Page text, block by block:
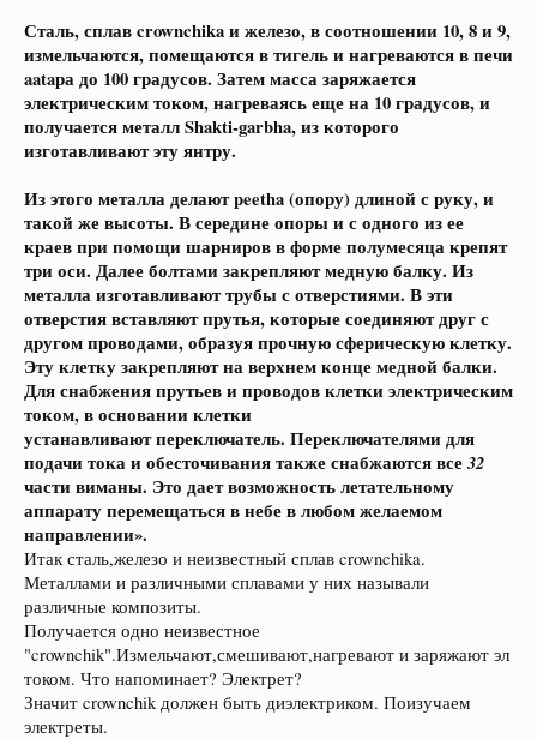
Сталь, сплав crownchika и железо, в соотношении 10, 8 и 9,
измельчаются, помещаются в тигель и нагреваются в печи
aataра до 100 градусов. Затем масса заряжается
электрическим током, нагреваясь еще на 10 градусов, и
получается металл Shakti-garbha, из которого
изготавливают эту янтру.
Из этого металла делают peetha (опору) длиной с руку, и
такой же высоты. В середине опоры и с одного из ее
краев при помощи шарниров в форме полумесяца крепят
три оси. Далее болтами закрепляют медную балку. Из
металла изготавливают трубы с отверстиями. В эти
отверстия вставляют прутья, которые соединяют друг с
другом проводами, образуя прочную сферическую клетку.
Эту клетку закрепляют на верхнем конце медной балки.
Для снабжения прутьев и проводов клетки электрическим
током, в основании клетки
устанавливают переключатель. Переключателями для
подачи тока и обесточивания также снабжаются все32
части виманы. Это дает возможность летательному
аппарату перемещаться в небе в любом желаемом
направлении».
Итак сталь,железо и неизвестный сплав crownchika.
Металлами и различными сплавами у них называли
различные композиты.
Получается одно неизвестное
"crownchik".Измельчают,смешивают,нагревают и заряжают эл
током. Что напоминает? Электрет?
Значит crownchik должен быть диэлектриком. Поизучаем
электреты.